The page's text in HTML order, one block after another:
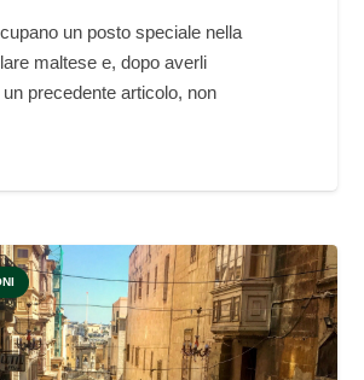
un posto speciale nella
maltese e, dopo averli
precedente articolo, non